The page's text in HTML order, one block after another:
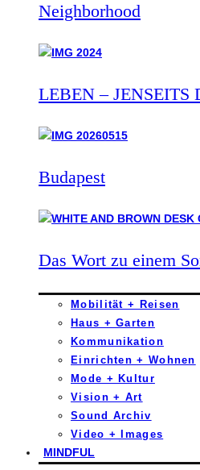
Neighborhood
LEBEN – JENSEITS
Budapest
Das Wort zu einem
Mobilität + Reisen
Haus + Garten
Kommunikation
Einrichten + Wohnen
Mode + Kultur
Vision + Art
Sound Archiv
Video + Images
MINDFUL